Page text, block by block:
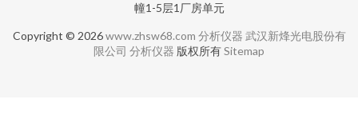
幢1-5层1厂房单元
Copyright © 2026www.zhsw68.com 分析仪器 武汉新烽光电股份有
限公司 分析仪器 版权所有Sitemap